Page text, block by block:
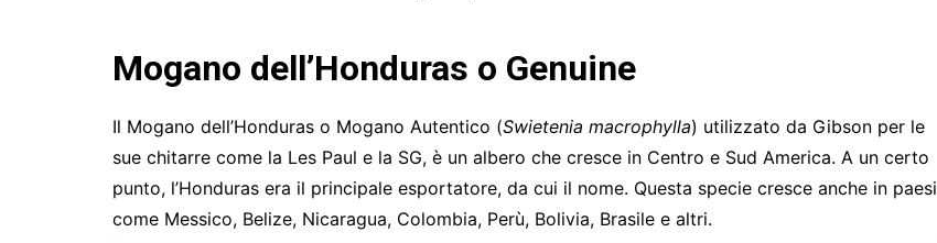
Mogano dell’Honduras o Genuine
Il Mogano dell’Honduras o Mogano Autentico (Swietenia macrophylla) utilizzato da Gibson per le
sue chitarre come la Les Paul e la SG, è un albero che cresce in Centro e Sud America. A un certo
punto, l’Honduras era il principale esportatore, da cui il nome. Questa specie cresce anche in paesi
come Messico, Belize, Nicaragua, Colombia, Perù, Bolivia, Brasile e altri.